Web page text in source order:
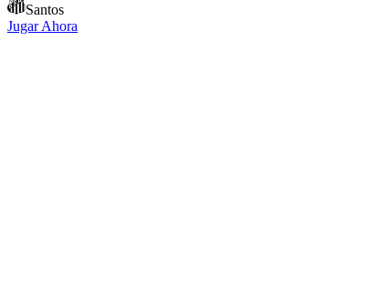
Santos
Jugar Ahora